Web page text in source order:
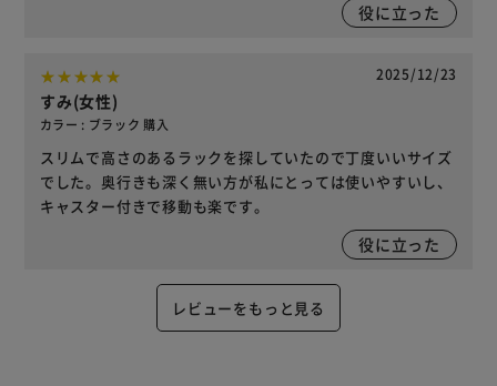
役に立った
2025/12/23
すみ(女性)
カラー : ブラック 購入
スリムで高さのあるラックを探していたので丁度いいサイズ
でした。奥行きも深く無い方が私にとっては使いやすいし、
キャスター付きで移動も楽です。
役に立った
レビューをもっと見る